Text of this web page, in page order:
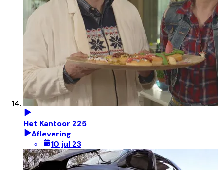
Het Kantoor 225
Aflevering
10 jul 23